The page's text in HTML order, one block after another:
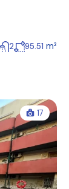
2 95.51 m²
17